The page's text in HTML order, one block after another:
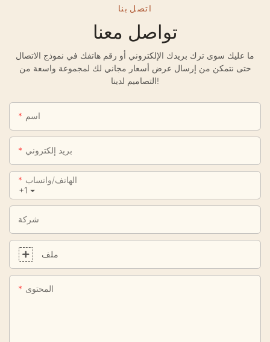
اتصل بنا
تواصل معنا
ما عليك سوى ترك بريدك الإلكتروني أو رقم هاتفك في نموذج الاتصال
حتى نتمكن من إرسال عرض أسعار مجاني لك لمجموعة واسعة من
التصاميم لدينا!
اسم
بريد إلكتروني
+1
الهاتف/واتساب
شركة
ملف
المحتوى